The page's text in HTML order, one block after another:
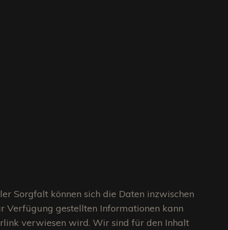
Sorgfalt können sich die Daten inzwischen
gestellten Informationen kann
verwiesen wird. Wir sind für den Inhalt